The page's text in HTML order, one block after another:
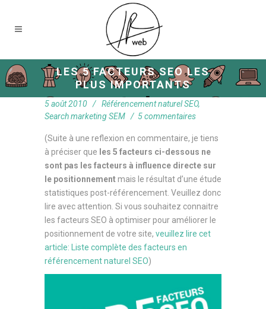
LES 5 FACTEURS SEO LES
PLUS IMPORTANTS
5 août 2010 Référencement naturel SEO,
Search marketing SEM
5 commentaires
(Suite à une reflexion en commentaire, je tiens
à préciser que les 5 facteurs ci-dessous ne
sont pas les facteurs à influence directe sur
le positionnementmais le résultat d’une étude
statistiques post-référencement. Veuillez donc
lire avec attention. Si vous souhaitez connaitre
les facteurs SEO à optimiser pour améliorer le
positionnement de votre site, veuillez lire cet
article: Liste complète des facteurs en
référencement naturel SEO)